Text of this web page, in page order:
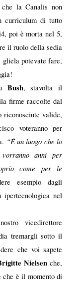
che la Canalis non
curriculum di tutto
poi è morta nel 5,
il ruolo della sedia
gliela potevate fare,
Bush, stavolta il
firme raccolte dal
riconosciute valide,
voteranno per
“È un luogo che lo
anni per
come per le
esempio dagli
ipertecnologica nel
vicedirettore
tremargli sotto il
che voi sapete
Nielsen che,
che è il momento di